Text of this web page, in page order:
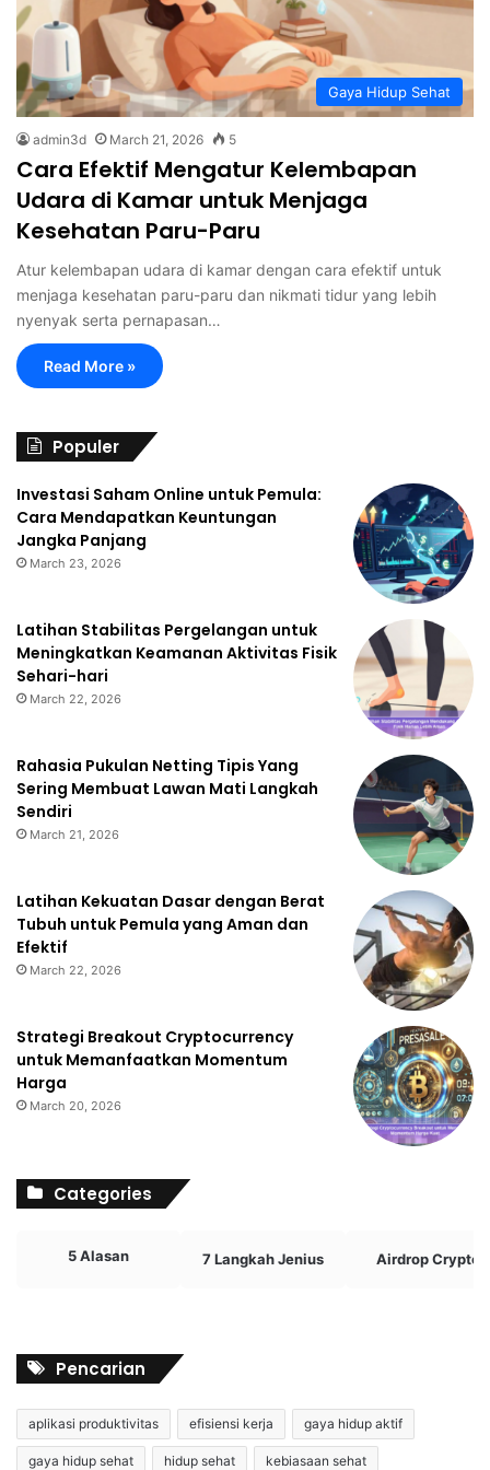
Gaya Hidup Sehat
admin3d March 21, 2026 5
Cara Efektif Mengatur Kelembapan
Udara di Kamar untuk Menjaga
Kesehatan Paru-Paru
Atur kelembapan udara di kamar dengan cara efektif untuk
menjaga kesehatan paru-paru dan nikmati tidur yang lebih
nyenyak serta pernapasan…
Read More »
Populer
Investasi Saham Online untuk Pemula:
Cara Mendapatkan Keuntungan
Jangka Panjang
March 23, 2026
Latihan Stabilitas Pergelangan untuk
Meningkatkan Keamanan Aktivitas Fisik
Sehari-hari
March 22, 2026
Rahasia Pukulan Netting Tipis Yang
Sering Membuat Lawan Mati Langkah
Sendiri
March 21, 2026
Latihan Kekuatan Dasar dengan Berat
Tubuh untuk Pemula yang Aman dan
Efektif
March 22, 2026
Strategi Breakout Cryptocurrency
untuk Memanfaatkan Momentum
Harga
March 20, 2026
Categories
5 Alasan 7 Langkah Jenius Airdrop Crypto
Pencarian
aplikasi produktivitas efisiensi kerja gaya hidup aktif
gaya hidup sehat hidup sehat kebiasaan sehat